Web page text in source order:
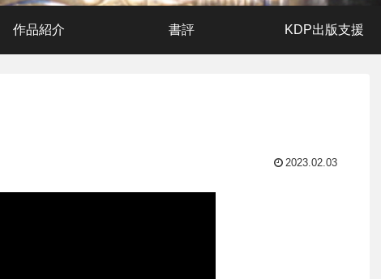
作品紹介 書評 KDP出版支援
2023.02.03